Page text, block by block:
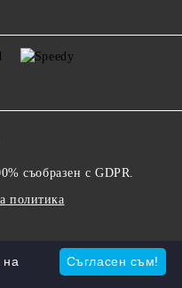
съобразен с GDPR.
политика
Съгласен съм!
на